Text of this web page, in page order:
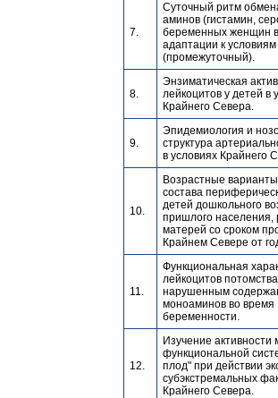
7.
Суточный ритм
аминов (гистамин,
беременных женщин
адаптации к
(промежуточный).
8.
Энзиматическая
лейкоцитов у детей в
Крайнего Севера.
9.
Эпидемиология и
структура
в условиях Крайнего
10.
Возрастные варианты
состава
детей дошкольного
пришлого населения,
матерей со сроком
Крайнем Севере от
11.
Функциональная
лейкоцитов
нарушенным
моноаминов во время
беременности.
12.
Изучение активности
функциональной
плод" при действии
субэкстремальных
Крайнего Севера.